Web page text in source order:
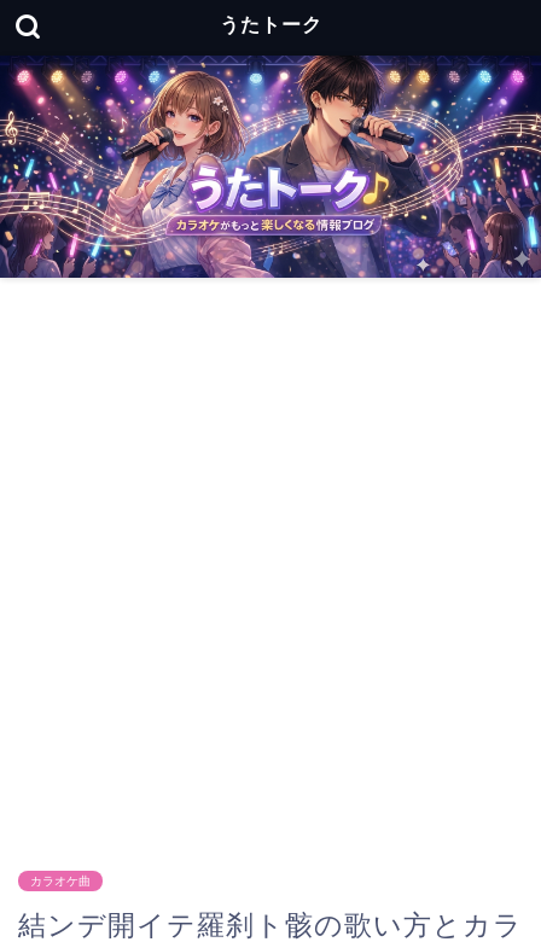
うたトーク
カラオケ曲
結ンデ開イテ羅刹ト骸の歌い方とカラ